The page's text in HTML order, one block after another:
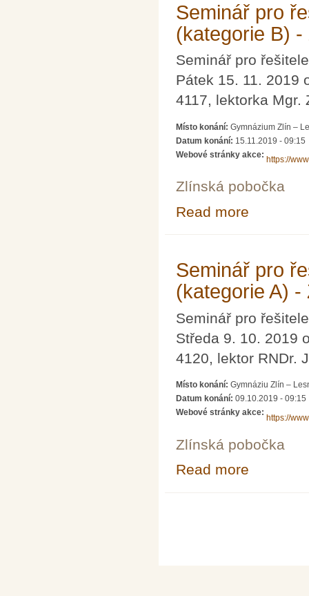
Seminář pro
(kategorie B)
Seminář pro
Pátek 15. 11. 2019
4117, lektorka Mgr.
Místo konání: Gymnázium Zlín –
Datum konání: 15.11.2019 - 09:15
Webové stránky akce:
https://
Zlínská pobočka
Read more
Seminář pro
(kategorie A)
Seminář pro
Středa 9. 10. 2019
4120, lektor RNDr.
Místo konání: Gymnáziu Zlín –
Datum konání: 09.10.2019 - 09:15
Webové stránky akce:
https://
Zlínská pobočka
Read more